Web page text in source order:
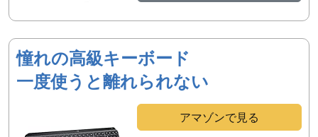
憧れの高級キーボード
一度使うと離れられない
アマゾンで見る